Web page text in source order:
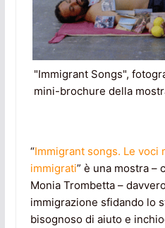
"Immigrant Songs",
mini-brochure della
“Immigrant songs. Le voci
immigrati” è una mostra –
Monia Trombetta –
immigrazione sfidando lo
bisognoso di aiuto e